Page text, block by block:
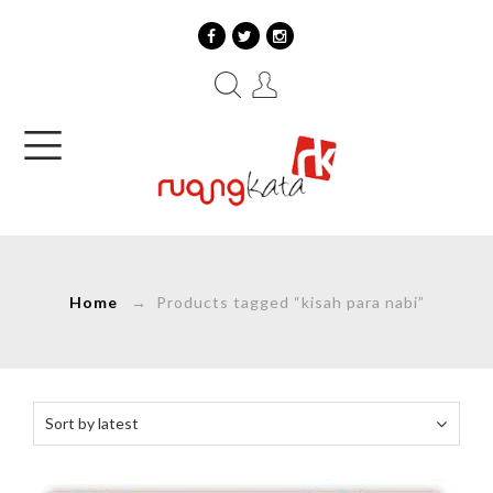
Home → Products tagged “kisah para nabi”